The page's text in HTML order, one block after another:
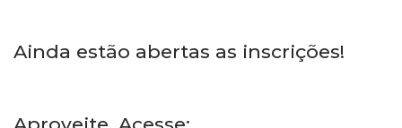
Ainda estão abertas as inscrições!